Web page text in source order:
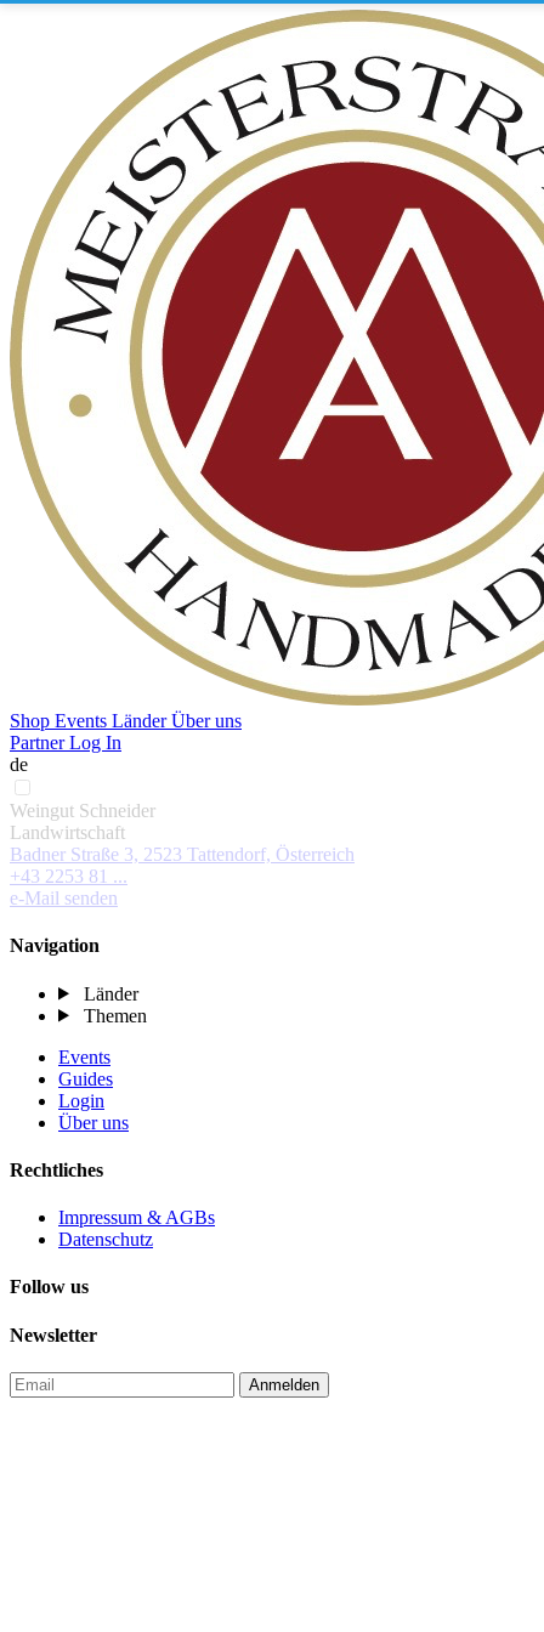
Shop Events LänderÜber uns
Partner Log In
de
Weingut Schneider
Landwirtschaft
Badner Straße 3, 2523 Tattendorf, Österreich
+43 2253 81 ...
e-Mail senden
Navigation
Länder
Themen
Events
Guides
Login
Über uns
Rechtliches
Impressum & AGBs
Datenschutz
Follow us
Newsletter
Anmelden